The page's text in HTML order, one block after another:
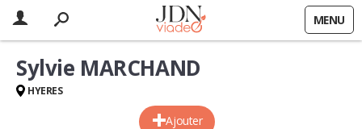
MENU
Ajouter
Sylvie MARCHAND
HYERES